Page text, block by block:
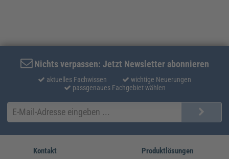
Nichts verpassen: Jetzt Newsletter abonnieren
aktuelles Fachwissen
wichtige Neuerungen
passgenaues Fachgebiet wählen
Kontakt Produktlösungen